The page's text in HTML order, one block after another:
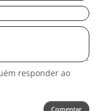
responder ao
Comentar